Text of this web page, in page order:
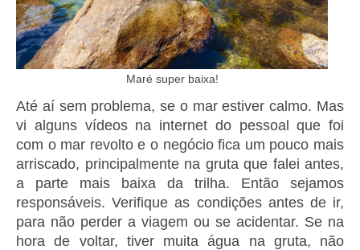
Maré super baixa!
Até aí sem problema, se o mar estiver calmo. Mas
vi alguns vídeos na internet do pessoal que foi
com o mar revolto e o negócio fica um pouco mais
arriscado, principalmente na gruta que falei antes,
a parte mais baixa da trilha. Então sejamos
responsáveis. Verifique as condições antes de ir,
para não perder a viagem ou se acidentar. Se na
hora de voltar, tiver muita água na gruta, não